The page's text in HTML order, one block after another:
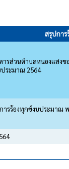
สรุปการ
ารส่วนตำบลหนองแสง
ระมาณ 2564
ารร้องทุกข์งบประมาณ